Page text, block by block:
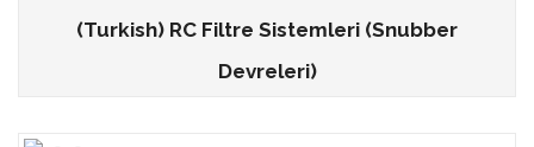
(Turkish) RC Filtre Sistemleri (Snubber
Devreleri)